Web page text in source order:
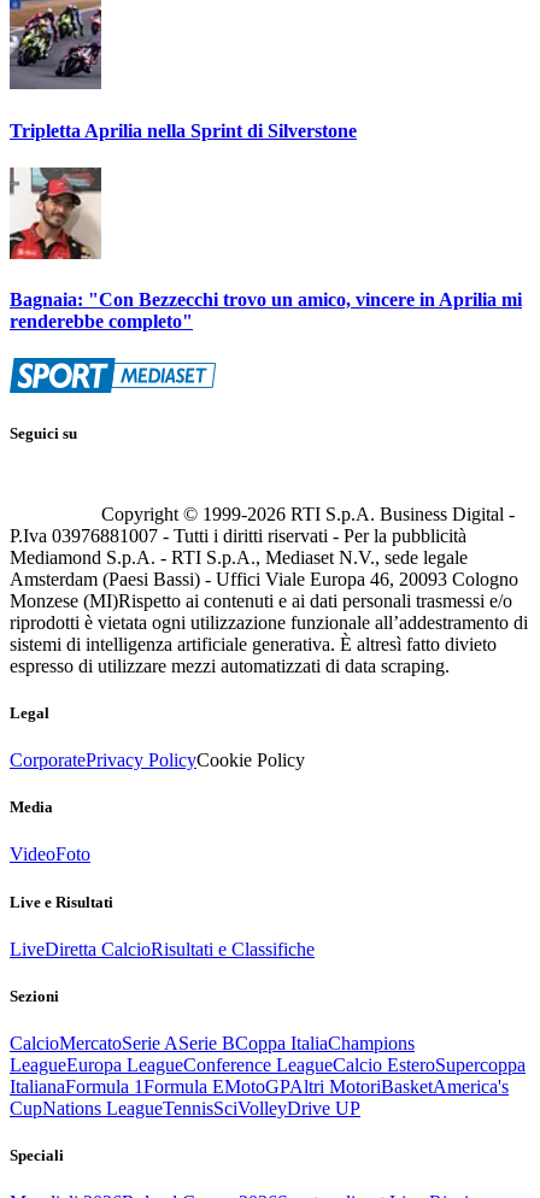
Tripletta Aprilia nella Sprint di Silverstone
Bagnaia: "Con Bezzecchi trovo un amico, vincere in Aprilia mi
renderebbe completo"
Seguici su
Copyright © 1999-2026 RTI S.p.A. Business Digital -
P.Iva 03976881007 - Tutti i diritti riservati - Per la pubblicità
Mediamond S.p.A. - RTI S.p.A., Mediaset N.V., sede legale
Amsterdam (Paesi Bassi) - Uffici Viale Europa 46, 20093 Cologno
Monzese (MI)Rispetto ai contenuti e ai dati personali trasmessi e/o
riprodotti è vietata ogni utilizzazione funzionale all’addestramento di
sistemi di intelligenza artificiale generativa. È altresì fatto divieto
espresso di utilizzare mezzi automatizzati di data scraping.
Legal
CorporatePrivacy PolicyCookie Policy
Media
VideoFoto
Live e Risultati
LiveDiretta CalcioRisultati e Classifiche
Sezioni
CalcioMercatoSerie ASerie BCoppa ItaliaChampions
LeagueEuropa LeagueConference LeagueCalcio EsteroSupercoppa
ItalianaFormula 1Formula EMotoGPAltri MotoriBasketAmerica's
CupNations LeagueTennisSciVolleyDrive UP
Speciali